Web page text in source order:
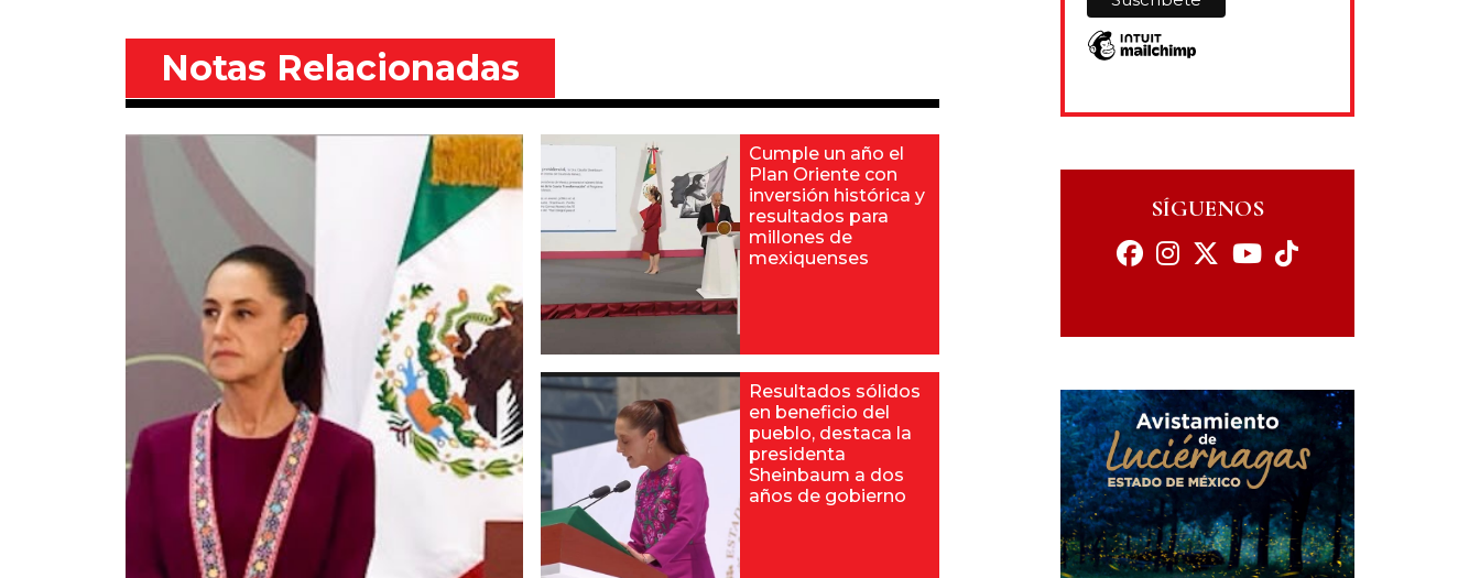
Notas Relacionadas
Cumple un año el
Plan Oriente con
inversión histórica y
resultados para
millones de
mexiquenses
Resultados sólidos
en beneficio del
pueblo, destaca la
presidenta
Sheinbaum a dos
años de gobierno
SÍGUENOS